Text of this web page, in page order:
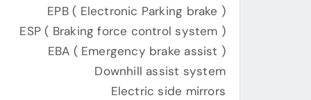
EPB ( Electronic Parking brake )
ESP ( Braking force control system )
EBA ( Emergency brake assist )
Downhill assist system
Electric side mirrors